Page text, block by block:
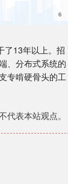
13年以上。招
、分布式系统的
专啃硬骨头的工
表本站观点。